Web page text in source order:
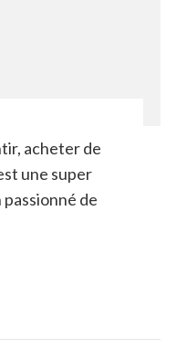
acheter de
une super
de